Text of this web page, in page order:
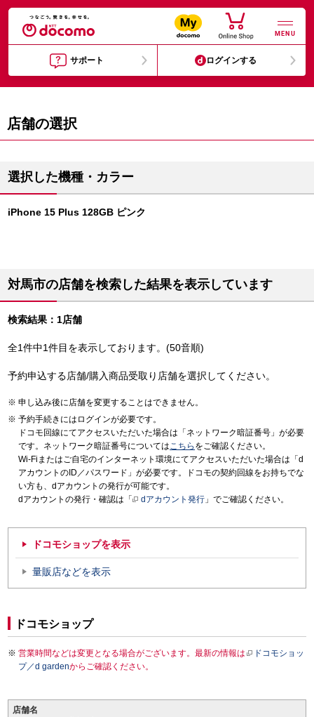
MENU
サポート ログインする
店舗の選択
選択した機種・カラー
iPhone 15 Plus 128GB ピンク
対馬市の店舗を検索した結果を表示しています
検索結果：1店舗
全1件中1件目を表示しております。(50音順)
予約申込する店舗/購入商品受取り店舗を選択してください。
申し込み後に店舗を変更することはできません。
予約手続きにはログインが必要です。
ドコモ回線にてアクセスいただいた場合は「ネットワーク暗証番号」が必要
です。ネットワーク暗証番号についてはこちら をご確認ください。
Wi-Fiまたはご自宅のインターネット環境にてアクセスいただいた場合は「d
アカウントのID／パスワード」が必要です。ドコモの契約回線をお持ちでな
い方も、dアカウントの発行が可能です。
dアカウントの発行・確認は「
dアカウント発行 」でご確認ください。
ドコモショップを表示
量販店などを表示
ドコモショップ
営業時間などは変更となる場合がございます。最新の情報は
ドコモショッ
プ／d gardenからご確認ください。
店舗名